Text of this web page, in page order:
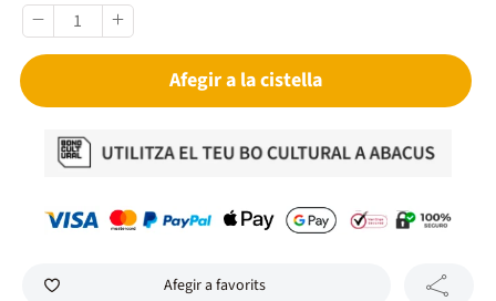
Afegir a la cistella
Afegir a favorits